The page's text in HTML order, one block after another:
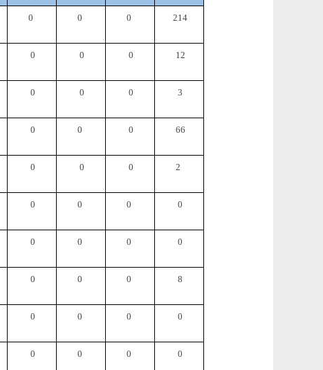
0 0 0 214
0 0 0 12
0 0 0 3
0 0 0 66
0 0 0 2
0 0 0 0
0 0 0 0
0 0 0 8
0 0 0 0
0 0 0 0